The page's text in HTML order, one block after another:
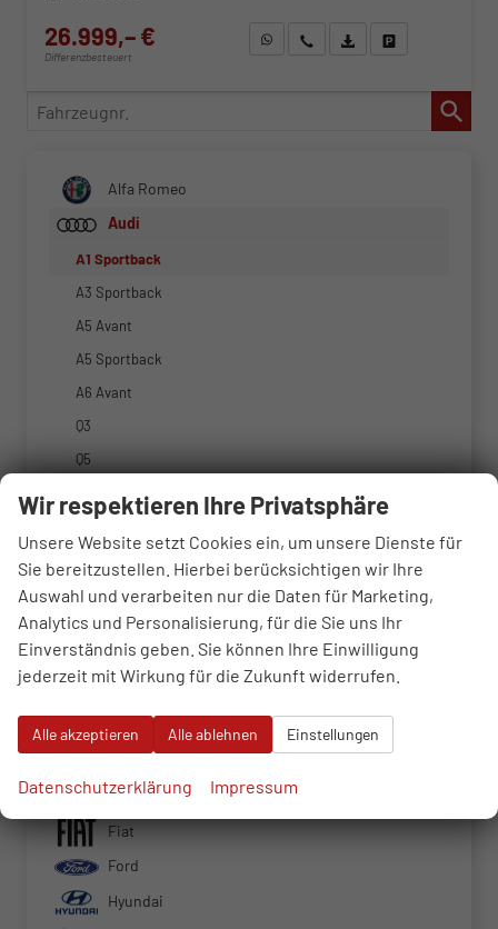
26.999,– €
Differenzbesteuert
WhatsApp anfragen
Wir rufen Sie anFahrzeugexposé (PDF)
Fahrzeugnr.
Alfa Romeo
Audi
A1 Sportback
A3 Sportback
A5 Avant
A5 Sportback
A6 Avant
Q3
Q5
Q5 Sportback
RS Q8
RS3
S5
BMW
Cupra
Dacia
Fiat
Ford
Hyundai
Wir respektieren Ihre Privatsphäre
Unsere Website setzt Cookies ein, um unsere Dienste für
Sie bereitzustellen. Hierbei berücksichtigen wir Ihre
Auswahl und verarbeiten nur die Daten für Marketing,
Analytics und Personalisierung, für die Sie uns Ihr
Einverständnis geben. Sie können Ihre Einwilligung
jederzeit mit Wirkung für die Zukunft widerrufen.
Alle akzeptieren Alle ablehnen Einstellungen
Datenschutzerklärung Impressum